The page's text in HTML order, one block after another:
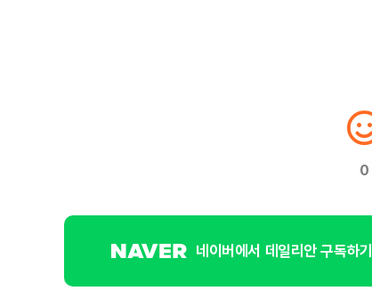
0
네이버에서 데일리안 구독하기